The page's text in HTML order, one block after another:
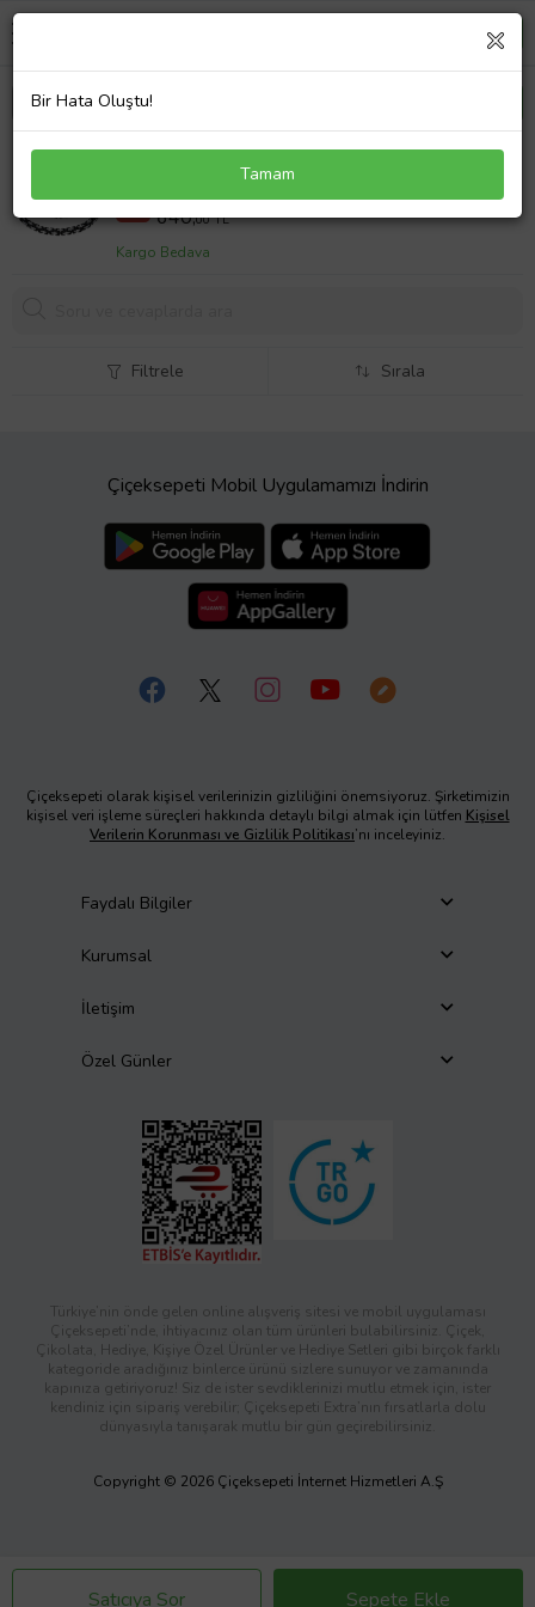
Kral Model Erkek Çelik Zincir Kolye Erkeğe Sevgiliye
Hediye (Siyah-Gri) ck11t
%49 1260,0 TL
640,00 TL
Kargo Bedava
Satıcıya Sor Sepete Ekle
Filtrele Sırala
Çiçeksepeti Mobil Uygulamamızı İndirin
Çiçeksepeti olarak kişisel verilerinizin gizliliğini önemsiyoruz. Şirketimizin
kişisel veri işleme süreçleri hakkında detaylı bilgi almak için lütfen Kişisel
Verilerin Korunması ve Gizlilik Politikası’nı inceleyiniz.
Faydalı Bilgiler
Kurumsal
İletişim
Özel Günler
Türkiye’nin önde gelen online alışveriş sitesi ve mobil uygulaması
Çiçeksepeti’nde, ihtiyacınız olan tüm ürünleri bulabilirsiniz. Çiçek,
Çikolata, Hediye, Kişiye Özel Ürünler ve Hediye Setleri gibi birçok farklı
kategoride aradığınız binlerce ürünü sizlere sunuyor ve zamanında
kapınıza getiriyoruz! Siz de ister sevdiklerinizi mutlu etmek için, ister
kendiniz için sipariş verebilir; Çiçeksepeti Extra’nın fırsatlarla dolu
dünyasıyla tanışarak mutlu bir gün geçirebilirsiniz.
Copyright © 2026 Çiçeksepeti İnternet Hizmetleri A.Ş
Bir Hata Oluştu!
Tamam